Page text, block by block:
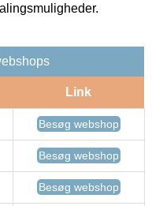
Link
Besøg webshop
Besøg webshop
Besøg webshop